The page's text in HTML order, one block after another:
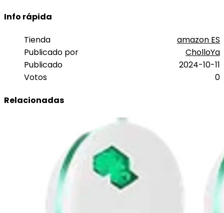
Info rápida
Tienda
amazon ES
Publicado por
CholloYa
Publicado
2024-10-11
Votos
0
Relacionadas